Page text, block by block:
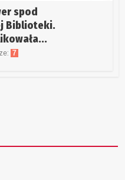
spod
Biblioteki.
7